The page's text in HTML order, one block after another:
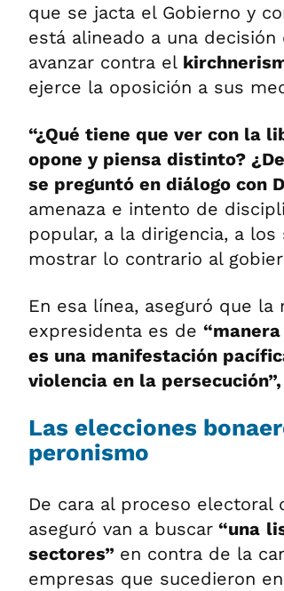
que se jacta el Gobierno y
está alineado a una
avanzar contra el
ejerce la oposición a sus
“¿Qué tiene que ver con la
opone y piensa distinto?
se preguntó en diálogo con
amenaza e intento de
popular, a la dirigencia, a
mostrar lo contrario al
En esa línea, aseguró que
expresidenta es de
es una manifestación
violencia en la
Las elecciones
peronismo
De cara al proceso
aseguró van a buscar “una
sectores” en contra de la
empresas que sucedieron